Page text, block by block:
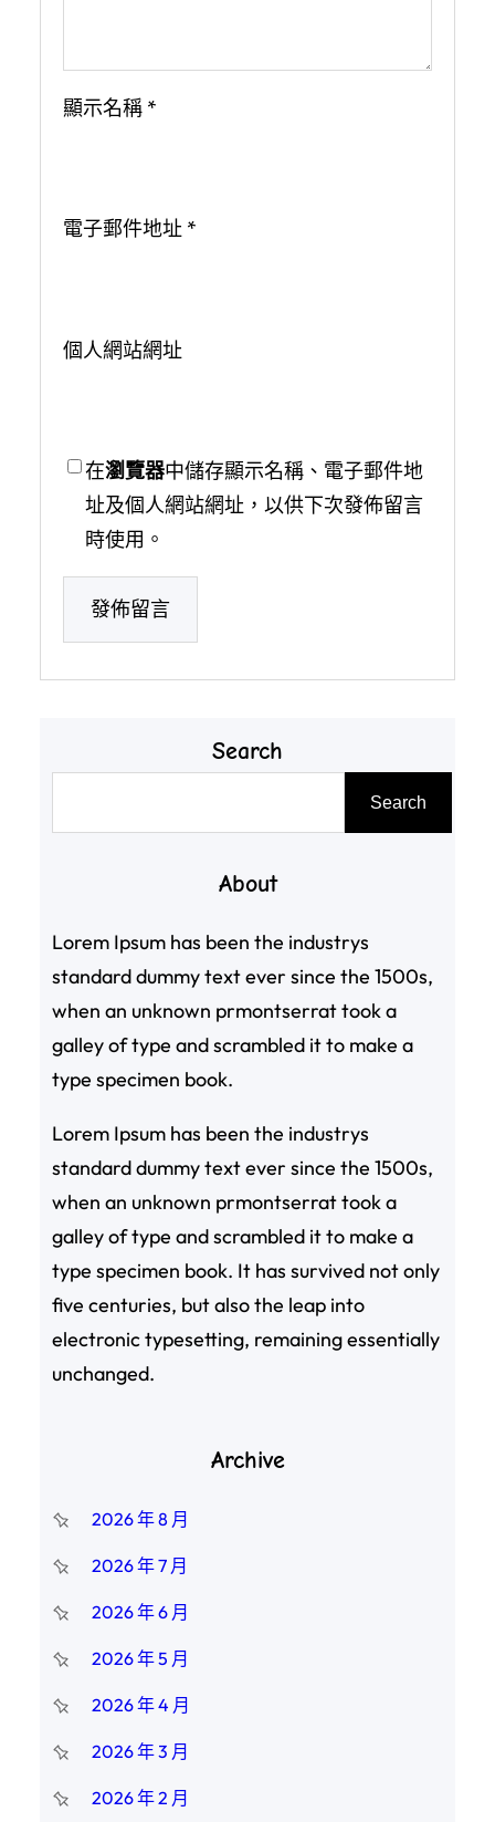
顯示名稱 *
電子郵件地址 *
個人網站網址
在瀏覽器中儲存顯示名稱、電子郵件地
址及個人網站網址，以供下次發佈留言
時使用。
Search
Search
About
Lorem Ipsum has been the industrys
standard dummy text ever since the 1500s,
when an unknown prmontserrat took a
galley of type and scrambled it to make a
type specimen book.
Lorem Ipsum has been the industrys
standard dummy text ever since the 1500s,
when an unknown prmontserrat took a
galley of type and scrambled it to make a
type specimen book. It has survived not only
five centuries, but also the leap into
electronic typesetting, remaining essentially
unchanged.
Archive
2026 年 8 月
2026 年 7 月
2026 年 6 月
2026 年 5 月
2026 年 4 月
2026 年 3 月
2026 年 2 月